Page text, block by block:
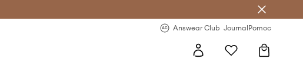
Answear Club JournalPomoc